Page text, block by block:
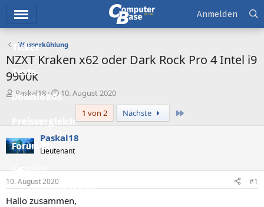
Ticker
Tests
Downloads
Forum
Aktuelles
Empfohlene Inhalte
Anmelden
Wasserkühlung
NZXT Kraken x62 oder Dark Rock Pro 4 Intel i9
9900k
E
t
l
l
e
Paskal18
E
t
e
l
m
10. August 2020
1 von 2
Nächste
Paskal18
Lieutenant
10. August 2020 #1
Hallo zusammen,